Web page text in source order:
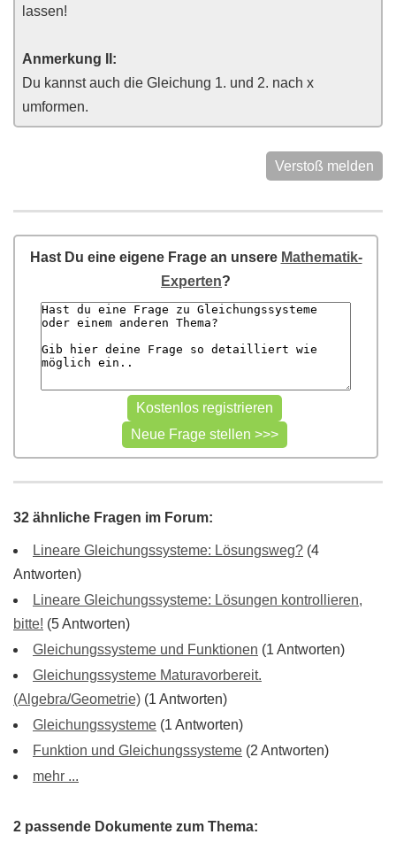
lassen!
Anmerkung II:
Du kannst auch die Gleichung 1. und 2. nach x
umformen.
Verstoß melden
Hast Du eine eigene Frage an unsere Mathematik-
Experten?
32 ähnliche Fragen im Forum:
Lineare Gleichungssysteme: Lösungsweg? (4
Antworten)
Lineare Gleichungssysteme: Lösungen kontrollieren,
bitte! (5 Antworten)
Gleichungssysteme und Funktionen (1 Antworten)
Gleichungssysteme Maturavorbereit.
(Algebra/Geometrie) (1 Antworten)
Gleichungssysteme (1 Antworten)
Funktion und Gleichungssysteme (2 Antworten)
mehr ...
2 passende Dokumente zum Thema: